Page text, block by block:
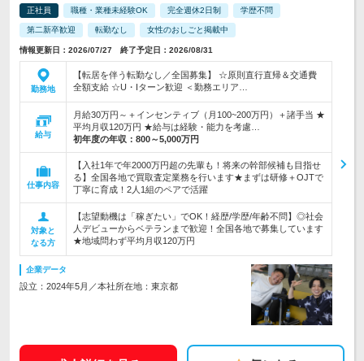
正社員 職種・業種未経験OK 完全週休2日制 学歴不問
第二新卒歓迎 転勤なし 女性のおしごと掲載中
情報更新日：2026/07/27 終了予定日：2026/08/31
勤務地
【転居を伴う転勤なし／全国募集】 ☆原則直行直帰＆交通費
全額支給 ☆U・Iターン歓迎 ＜勤務エリア…
給与
月給30万円～＋インセンティブ（月100~200万円）＋諸手当 ★
平均月収120万円 ★給与は経験・能力を考慮…
初年度の年収： 800～5,000万円
仕事内容
【入社1年で年2000万円超の先輩も！将来の幹部候補も目指せ
る】全国各地で買取査定業務を行います★まずは研修＋OJTで
丁寧に育成！2人1組のペアで活躍
対象と
なる方
【志望動機は「稼ぎたい」でOK！経歴/学歴/年齢不問】◎社会
人デビューからベテランまで歓迎！全国各地で募集しています
★地域問わず平均月収120万円
企業データ
設立：2024年5月／本社所在地：東京都